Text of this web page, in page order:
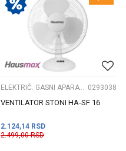
ELEKTRIČ. GASNI APARATI I PRIB 0293038
VENTILATOR STONI HA-SF 16
2.124,14 RSD
2.499,00RSD